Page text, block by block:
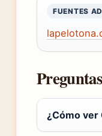
FUENTES
¿Cómo ver